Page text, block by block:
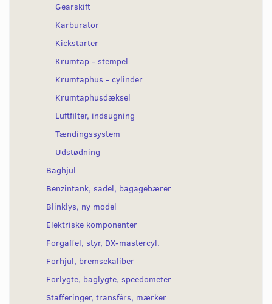
Gearskift
Karburator
Kickstarter
Krumtap - stempel
Krumtaphus - cylinder
Krumtaphusdæksel
Luftfilter, indsugning
Tændingssystem
Udstødning
Baghjul
Benzintank, sadel, bagagebærer
Blinklys, ny model
Elektriske komponenter
Forgaffel, styr, DX-mastercyl.
Forhjul, bremsekaliber
Forlygte, baglygte, speedometer
Stafferinger, transférs, mærker